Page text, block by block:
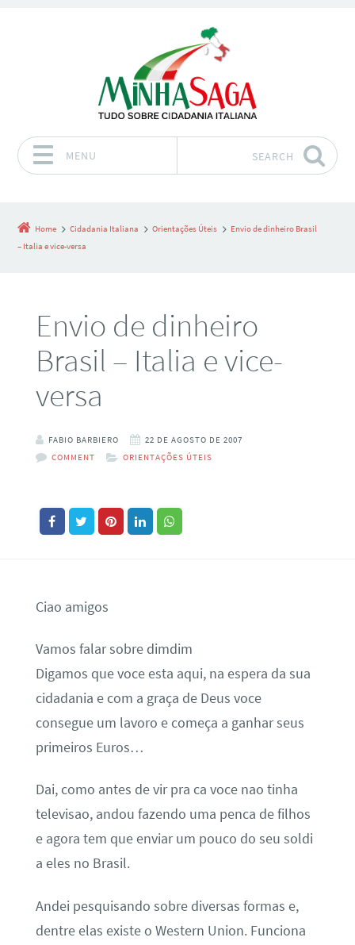
MENU SEARCH
Home Cidadania Italiana Orientações Úteis
Envio de dinheiro Brasil
– Italia e vice-versa
Envio de dinheiro
Brasil – Italia e vice-
versa
FABIO BARBIERO
22 DE AGOSTO DE 2007
COMMENT
ORIENTAÇÕES ÚTEIS
Ciao amigos
Vamos falar sobre dimdim
Digamos que voce esta aqui, na espera da sua
cidadania e com a graça de Deus voce
consegue um lavoro e começa a ganhar seus
primeiros Euros…
Dai, como antes de vir pra ca voce nao tinha
televisao, andou fazendo uma penca de filhos
e agora tem que enviar um pouco do seu soldi
a eles no Brasil.
Andei pesquisando sobre diversas formas e,
dentre elas existe o Western Union. Funciona